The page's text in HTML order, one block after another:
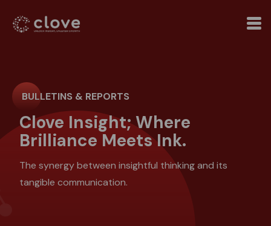
BULLETINS & REPORTS
Clove Insight; Where
Brilliance Meets Ink.
The synergy between insightful thinking and its
tangible communication.